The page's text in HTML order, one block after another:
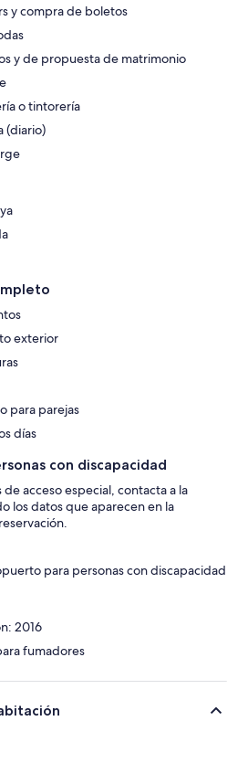
y compra de boletos
y de propuesta de matrimonio
o tintorería
(diario)
exterior
para parejas
días
con discapacidad
acceso especial, contacta a la
los datos que aparecen en la
para personas con discapacidad
2016
fumadores